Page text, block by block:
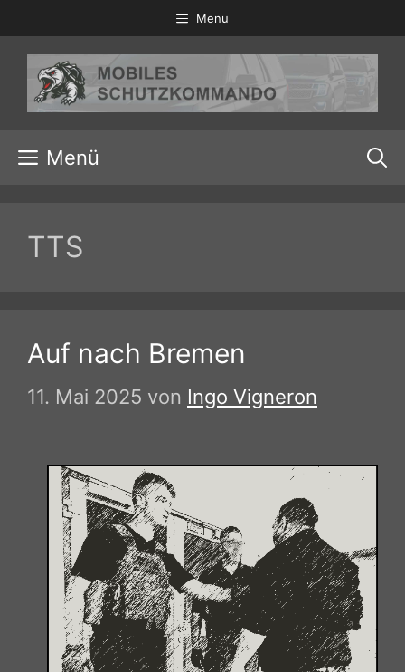
Inhalt
springen
Menu
Menü
TTS
Auf nach Bremen
11. Mai 2025 von Ingo Vigneron